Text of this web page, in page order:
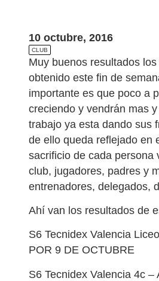
10 octubre, 2016
CLUB
Muy buenos resultados
obtenido este fin de
importante es que poco a
creciendo y vendrán mas
trabajo ya esta dando sus
de ello queda reflejado en
sacrificio de cada persona
club, jugadores, padres y
entrenadores, delegados,
Ahí van los resultados de
S6 Tecnidex Valencia
POR 9 DE OCTUBRE
S6 Tecnidex Valencia 4c –